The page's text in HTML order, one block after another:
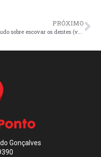
PRÓXIMO
Estudo sobre escovar os dentes (vale a leitura)
Gonçalves